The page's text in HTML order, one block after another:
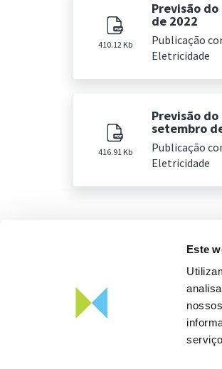
Este
410.12 Kb
Previsão
de 2022
Publicação
Eletricidade
416.91 Kb
Previsão
setembro
Publicação
Eletricidade